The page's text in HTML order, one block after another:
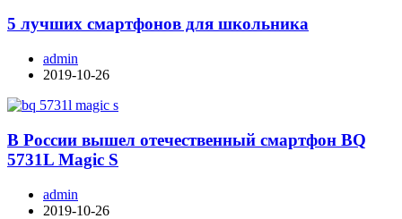
5 лучших смартфонов для школьника
admin
2019-10-26
В России вышел отечественный смартфон BQ
5731L Magic S
admin
2019-10-26